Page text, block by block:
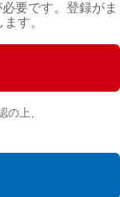
要です。登録がま
す。
の上、